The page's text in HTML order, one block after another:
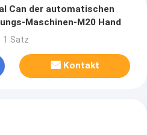
Can der automatischen
Maschinen-M20 Hand
1 Satz
Kontakt